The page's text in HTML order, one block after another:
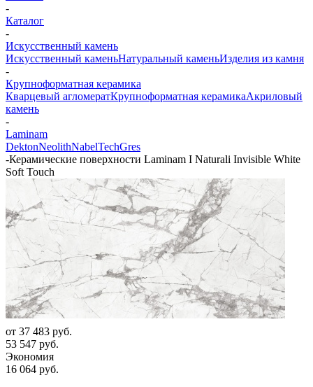
-
Каталог
-
Искусственный камень
Искусственный каменьНатуральный каменьИзделия из камня
-
Крупноформатная керамика
Кварцевый агломератКрупноформатная керамикаАкриловый
камень
-
Laminam
DektonNeolithNabelTechGres
-Керамические поверхности Laminam I Naturali Invisible White
Soft Touch
от 37 483 руб.
53 547 руб.
Экономия
16 064 руб.